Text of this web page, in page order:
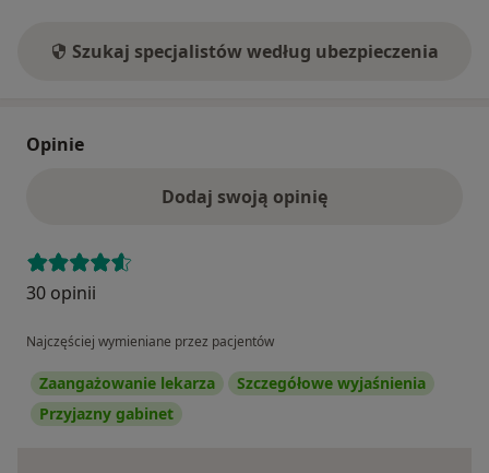
Szukaj specjalistów według ubezpieczenia
Opinie
Dodaj swoją opinię
30 opinii
Najczęściej wymieniane przez pacjentów
Zaangażowanie lekarza
Szczegółowe wyjaśnienia
Przyjazny gabinet